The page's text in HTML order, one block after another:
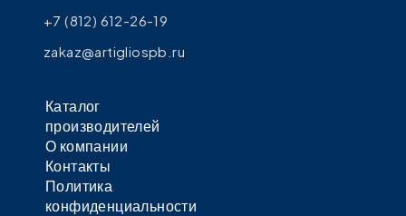
+7 (812) 612-26-19
zakaz@artigliospb.ru
Каталог
производителей
О компании
Контакты
Политика
конфиденциальности